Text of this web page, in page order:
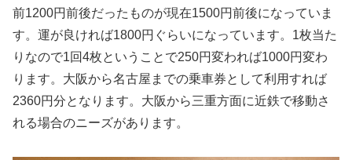
前1200円前後だったものが現在1500円前後になっていま
す。運が良ければ1800円ぐらいになっています。1枚当た
りなので1回4枚ということで250円変われば1000円変わ
ります。大阪から名古屋までの乗車券として利用すれば
2360円分となります。大阪から三重方面に近鉄で移動さ
れる場合のニーズがあります。